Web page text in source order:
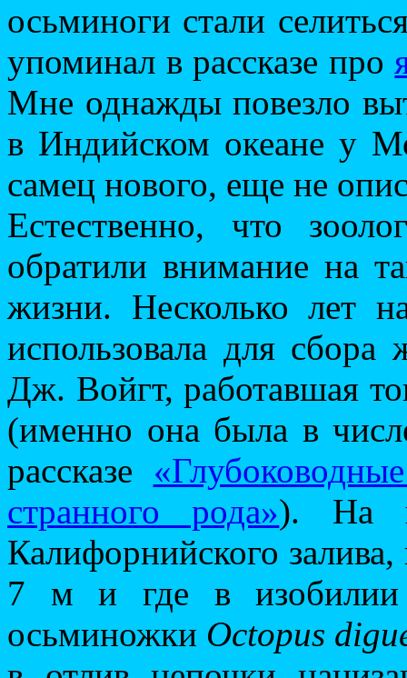
осьминоги стали
упоминал в рассказе про
Мне однажды повезло
в Индийском океане у
самец нового, еще не
Естественно, что
обратили внимание на
жизни. Несколько лет
использовала для
Дж. Войгт, работавшая
(именно она была в
рассказе
странного рода»). На
Калифорнийского
7 м и где в изобилии
осьминожки Octopus